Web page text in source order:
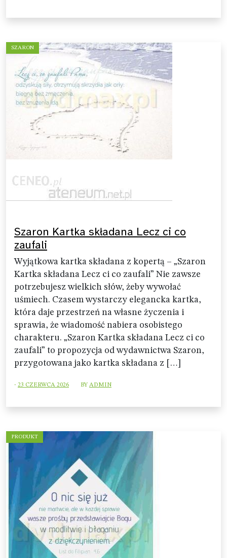
SZARON
Szaron Kartka składana Lecz ci co
zaufali
Wyjątkowa kartka składana z kopertą – „Szaron
Kartka składana Lecz ci co zaufali” Nie zawsze
potrzebujesz wielkich słów, żeby wywołać
uśmiech. Czasem wystarczy elegancka kartka,
która daje przestrzeń na własne życzenia i
sprawia, że wiadomość nabiera osobistego
charakteru. „Szaron Kartka składana Lecz ci co
zaufali” to propozycja od wydawnictwa Szaron,
przygotowana jako kartka składana z […]
- 23 CZERWCA 2026 BYADMIN
PRODUKT